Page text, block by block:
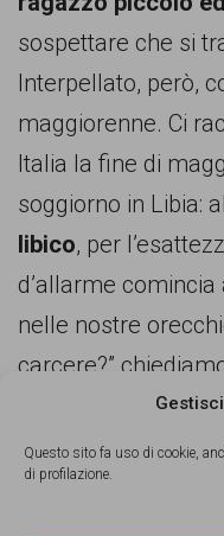
Questo sito fa uso di cookie,
di profilazione.
sospettare che si
Interpellato, però,
maggiorenne. Ci
Italia la fine di
soggiorno in Libia:
libico, per
d’allarme
nelle nostre
carcere?”
racconta di essere
con pugni e
bruciature sulla